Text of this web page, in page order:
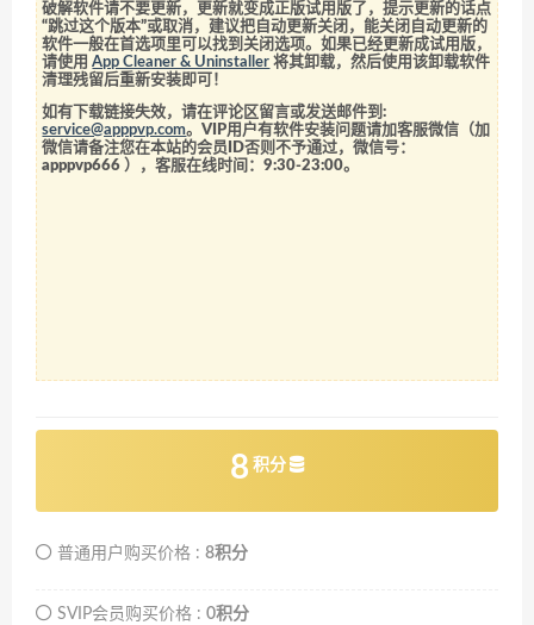
破解软件请不要更新，更新就变成正版试用版了，提示更新的话点
“跳过这个版本”或取消，建议把自动更新关闭，能关闭自动更新的
软件一般在首选项里可以找到关闭选项。如果已经更新成试用版，
请使用App Cleaner & Uninstaller 将其卸载，然后使用该卸载软件
清理残留后重新安装即可！
如有下载链接失效，请在评论区留言或发送邮件到:
service@apppvp.com。VIP用户有软件安装问题请加客服微信（加
微信请备注您在本站的会员ID否则不予通过，微信号：
apppvp666 ），客服在线时间：9:30-23:00。
8 积分
普通用户购买价格 : 8积分
SVIP会员购买价格 : 0积分